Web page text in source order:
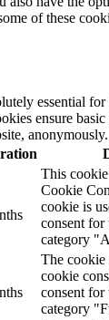
of these
essential
ensure
anonymously.
This
Cookie
cookie is
consent for
category
The cookie
cookie
consent for
category